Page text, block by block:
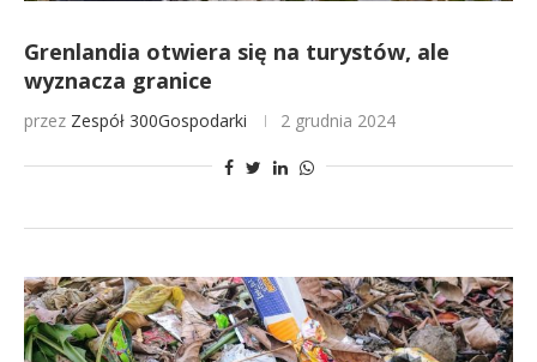
Grenlandia otwiera się na turystów, ale
wyznacza granice
przez Zespół 300Gospodarki 2 grudnia 2024